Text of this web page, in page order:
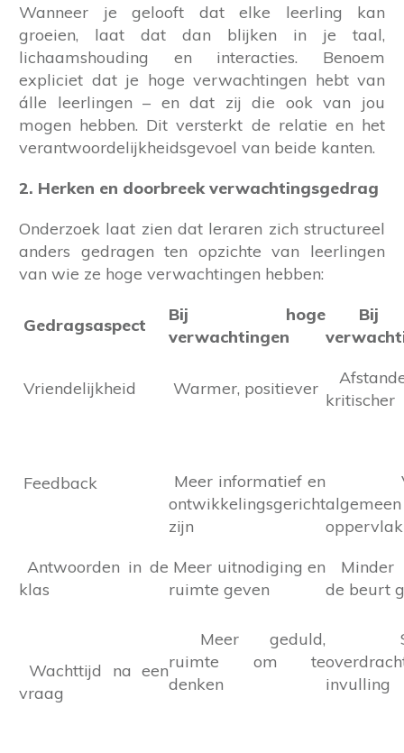
Wanneer je gelooft dat elke leerling kan
groeien, laat dat dan blijken in je taal,
lichaamshouding en interacties. Benoem
expliciet dat je hoge verwachtingen hebt van
álle leerlingen – en dat zij die ook van jou
mogen hebben. Dit versterkt de relatie en het
verantwoordelijkheidsgevoel van beide kanten.
2. Herken en doorbreek verwachtingsgedrag
Onderzoek laat zien dat leraren zich structureel
anders gedragen ten opzichte van leerlingen
van wie ze hoge verwachtingen hebben:
Gedragsaspect
Bij hoge
verwachtingen
Bij
Vriendelijkheid Warmer, positiever
kritischer
Feedback
Meer informatief en
ontwikkelingsgericht
zijn
Antwoorden in de
klas
Meer uitnodiging en
ruimte geven
Minder
de beurt
Wachttijd na een
vraag
Meer geduld,
ruimte om te
denken
invulling